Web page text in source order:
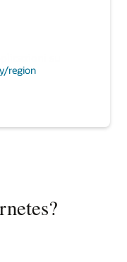
region